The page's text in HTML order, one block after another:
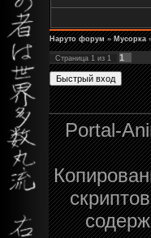
Наруто форум » Мусорка
Страница 1 из 1 1
Portal-